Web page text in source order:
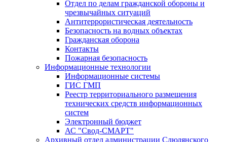
Отдел по делам гражданской обороны и
чрезвычайных ситуаций
Антитеррористическая деятельность
Безопасность на водных объектах
Гражданская оборона
Контакты
Пожарная безопасность
Информационные технологии
Информационные системы
ГИС ГМП
Реестр территориального размещения
технических средств информационных
систем
Электронный бюджет
АС "Свод-СМАРТ"
Архивный отдел администрации Слюдянского